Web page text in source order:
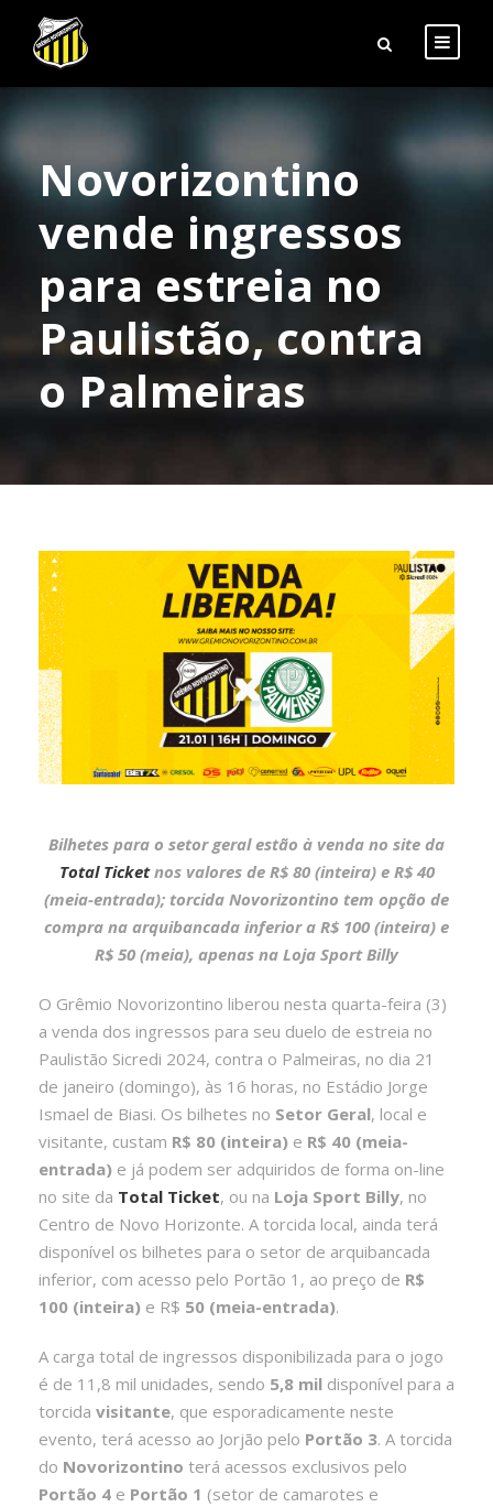
Novorizontino
vende ingressos
para estreia no
Paulistão, contra
o Palmeiras
Bilhetes para o setor geral estão à venda no site da
Total Ticketnos valores de R$ 80 (inteira) e R$ 40
(meia-entrada); torcida Novorizontino tem opção de
compra na arquibancada inferior a R$ 100 (inteira) e
R$ 50 (meia), apenas na Loja Sport Billy
O Grêmio Novorizontino liberou nesta quarta-feira (3)
a venda dos ingressos para seu duelo de estreia no
Paulistão Sicredi 2024, contra o Palmeiras, no dia 21
de janeiro (domingo), às 16 horas, no Estádio Jorge
Ismael de Biasi. Os bilhetes no Setor Geral, local e
visitante, custam R$ 80 (inteira) e R$ 40 (meia-
entrada) e já podem ser adquiridos de forma on-line
no site da Total Ticket, ou na Loja Sport Billy, no
Centro de Novo Horizonte. A torcida local, ainda terá
disponível os bilhetes para o setor de arquibancada
inferior, com acesso pelo Portão 1, ao preço de R$
100 (inteira) e R$ 50 (meia-entrada).
A carga total de ingressos disponibilizada para o jogo
é de 11,8 mil unidades, sendo 5,8 mil disponível para a
torcida visitante, que esporadicamente neste
evento, terá acesso ao Jorjão pelo Portão 3. A torcida
do Novorizontino terá acessos exclusivos pelo
Portão 4 e Portão 1 (setor de camarotes e